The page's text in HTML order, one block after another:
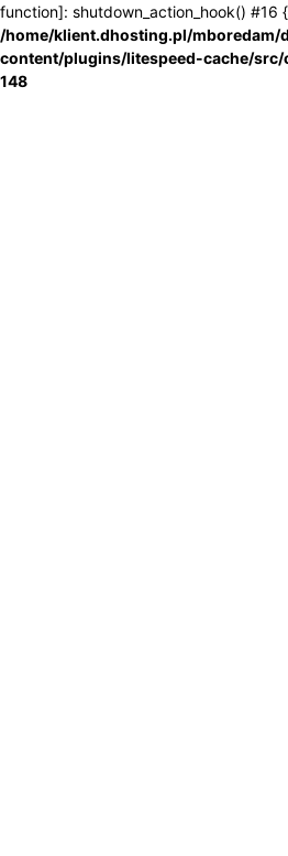
function]: shutdown_action_hook() #16
/home/klient.dhosting.pl/
content/plugins/litespeed-cache/
148